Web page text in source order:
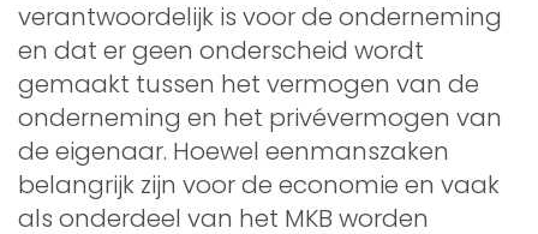
verantwoordelijk is voor de onderneming
en dat er geen onderscheid wordt
gemaakt tussen het vermogen van de
onderneming en het privévermogen van
de eigenaar. Hoewel eenmanszaken
belangrijk zijn voor de economie en vaak
als onderdeel van het MKB worden